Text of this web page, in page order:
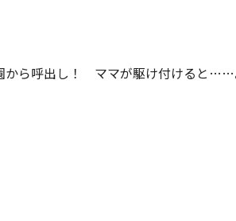
から呼出し！ ママが駆け付けると……